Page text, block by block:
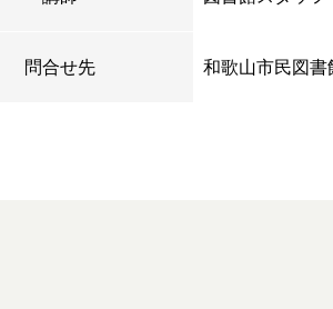
問合せ先 和歌山市民図書